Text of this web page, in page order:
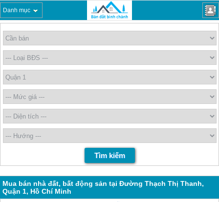
Danh mục
Mua bán nhà đất, bất động sản tại Đường Thạch Thị Thanh,
Quận 1, Hồ Chí Minh